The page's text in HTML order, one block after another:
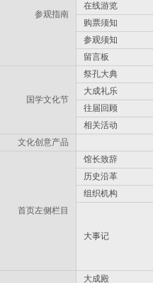
参观指南
在线游览
购票须知
参观须知
留言板
国学文化节
祭孔大典
大成礼乐
往届回顾
相关活动
文化创意产品
首页左侧栏目
馆长致辞
历史沿革
组织机构
大事记
大成殿